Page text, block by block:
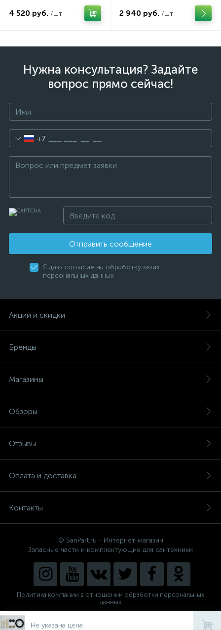
Не указана цена
4 520 руб. /шт 2 940 руб. /шт
Нужна консультация? Задайте
вопрос прямо сейчас!
+7
Отправить сообщение
Я даю согласие на обработку моих
персональных данных
Акции и скидки
Бренды
Магазины
Обзоры
Отзывы
Оплата и доставка
Контакты
© SanPart.ru - Интернет-магазин
Запасные части и комплектующие для сантехники
Политика компании в отношении обработки персональных
данных